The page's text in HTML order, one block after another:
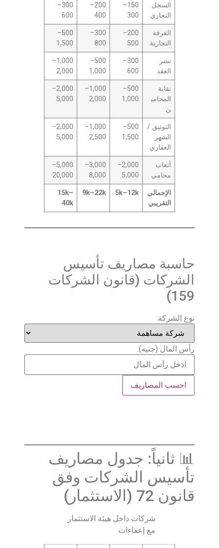
السجل
التجاري
150–
300
200–
400
300–
600
الغرفة
التجارية
200–
500
300–
800
500–
1,500
نشر
العقد
300–
600
500–
1,000
1,000–
2,000
نقابة
المحامي
ن
500–
1,000
1,000–
2,000
2,000–
5,000
التوثيق /
الشهر
العقاري
500–
1,500
1,000–
2,500
2,000–
5,000
أتعاب
محامي
2,000–
5,000
3,000–
8,000
5,000–
20,000
الإجمالي
التقريبي
5k–12k
9k–22k
15k–
40k
حاسبة مصاريف تأسيس
الشركات (قانون الشركات
159)
نوع الشركة:
رأس المال (جنيه):
احسب المصاريف
📊 ثانياً: جدول مصاريف
تأسيس الشركات وفق
قانون 72 (الاستثمار)
شركات داخل هيئة الاستثمار
مع إعفاءات